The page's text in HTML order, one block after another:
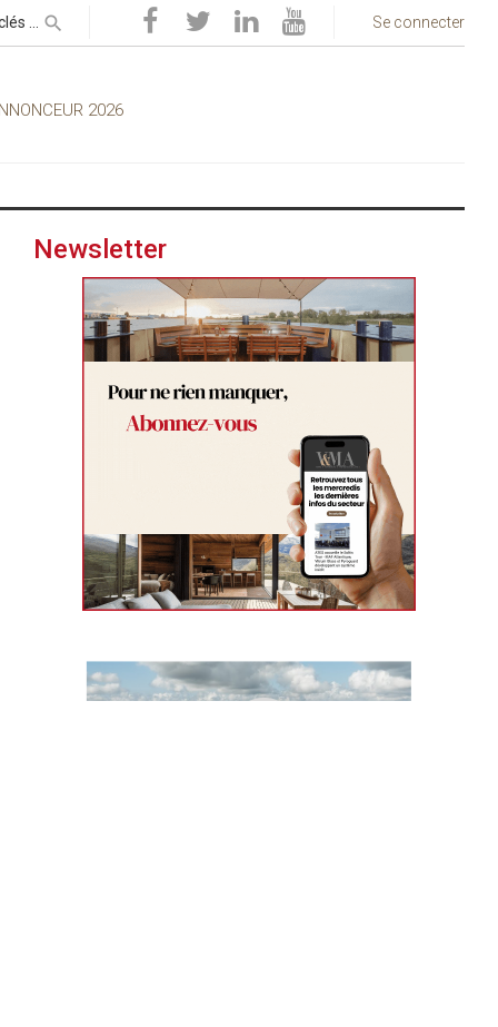
Se connecter
Newsletter